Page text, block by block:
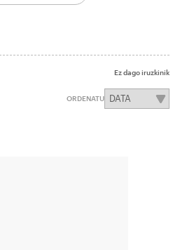
Ez dago iruzkinik
ORDENATU